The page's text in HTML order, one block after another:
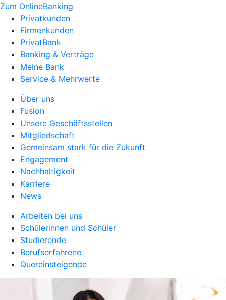
Zum OnlineBanking
Privatkunden
Firmenkunden
PrivatBank
Banking & Verträge
Meine Bank
Service & Mehrwerte
Über uns
Fusion
Unsere Geschäftsstellen
Mitgliedschaft
Gemeinsam stark für die Zukunft
Engagement
Nachhaltigkeit
Karriere
News
Arbeiten bei uns
Schülerinnen und Schüler
Studierende
Berufserfahrene
Quereinsteigende